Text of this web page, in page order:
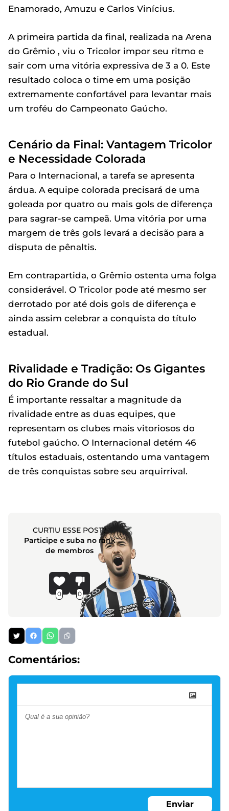
Enamorado, Amuzu e Carlos Vinícius.
A primeira partida da final, realizada na Arena
do Grêmio , viu o Tricolor impor seu ritmo e
sair com uma vitória expressiva de 3 a 0. Este
resultado coloca o time em uma posição
extremamente confortável para levantar mais
um troféu do Campeonato Gaúcho.
Cenário da Final: Vantagem Tricolor
e Necessidade Colorada
Para o Internacional, a tarefa se apresenta
árdua. A equipe colorada precisará de uma
goleada por quatro ou mais gols de diferença
para sagrar-se campeã. Uma vitória por uma
margem de três gols levará a decisão para a
disputa de pênaltis.
Em contrapartida, o Grêmio ostenta uma folga
considerável. O Tricolor pode até mesmo ser
derrotado por até dois gols de diferença e
ainda assim celebrar a conquista do título
estadual.
Rivalidade e Tradição: Os Gigantes
do Rio Grande do Sul
É importante ressaltar a magnitude da
rivalidade entre as duas equipes, que
representam os clubes mais vitoriosos do
futebol gaúcho. O Internacional detém 46
títulos estaduais, ostentando uma vantagem
de três conquistas sobre seu arquirrival.
CURTIU ESSE POST?
Participe e suba no rank
de membros
0 0
Comentários:
Enviar